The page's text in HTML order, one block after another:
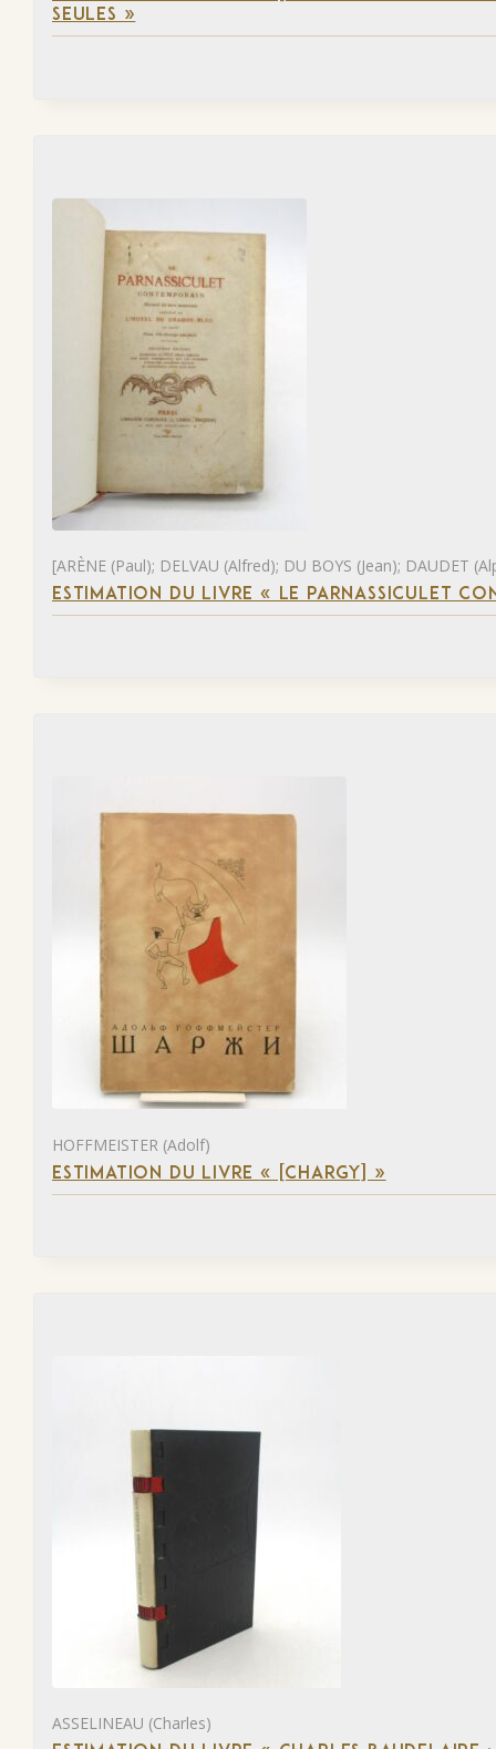
SEULES »
[ARÈNE (Paul); DELVAU (Alfred); DU BOYS (Jean); DAUDET
ESTIMATION DU LIVRE « LE PARNASSICULET
HOFFMEISTER (Adolf)
ESTIMATION DU LIVRE « [CHARGY] »
ASSELINEAU (Charles)